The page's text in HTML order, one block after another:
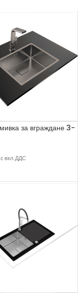
за вграждане 3-
с вкл. ДДС